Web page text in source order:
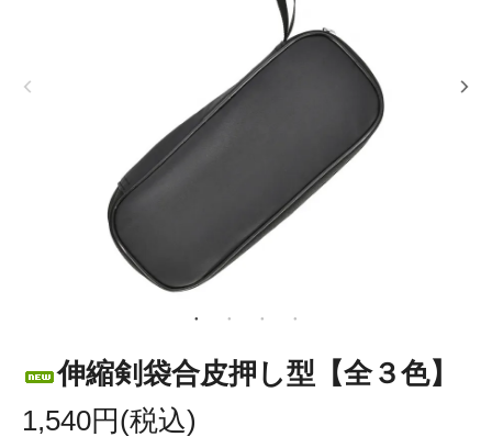
伸縮剣袋合皮押し型【全３色】
1,540円(税込)